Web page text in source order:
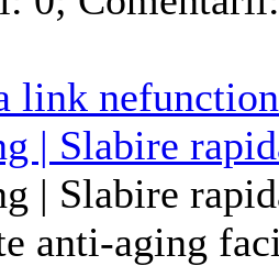
link
| Slabire
| Slabire
anti-aging